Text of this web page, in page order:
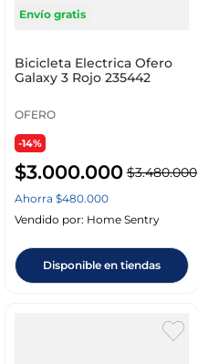
Envío gratis
Bicicleta Electrica Ofero
Galaxy 3 Rojo 235442
OFERO
-14%
$3.000.000 $3.480.000
Ahorra $480.000
Vendido por: Home Sentry
Disponible en tiendas